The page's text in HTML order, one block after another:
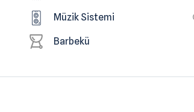
Müzik Sistemi
Barbekü